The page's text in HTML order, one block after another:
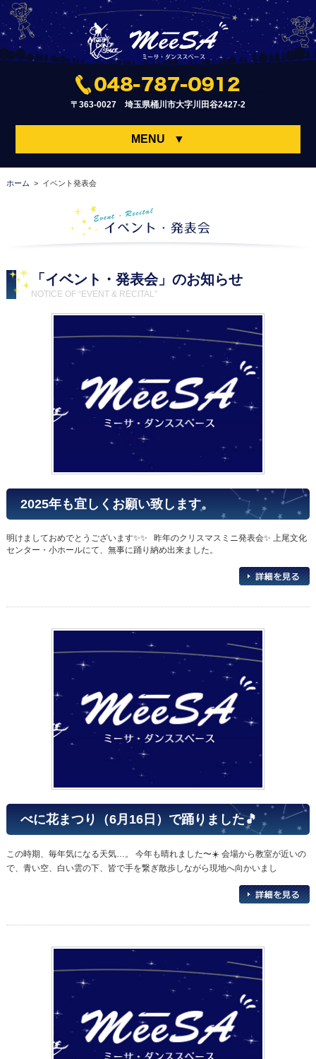
〒363-0027 埼玉県桶川市大字川田谷2427-2
MENU ▼
ホーム > イベント発表会
「イベント・発表会」のお知らせ
NOTICE OF “EVENT & RECITAL”
2025年も宜しくお願い致します。
明けましておめでとうございます✨✨ 昨年のクリスマスミニ発表会✨ 上尾文化
センター・小ホールにて、無事に踊り納め出来ました。
べに花まつり（6月16日）で踊りました🎵
この時期、毎年気になる天気…。 今年も晴れました〜☀️ 会場から教室が近いの
で、青い空、白い雲の下、皆で手を繋ぎ散歩しながら現地へ向かいまし